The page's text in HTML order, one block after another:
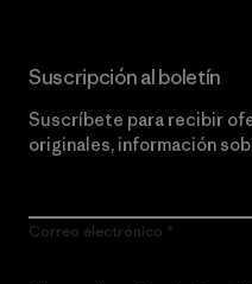
Suscripción al boletín
Suscríbete para recibir
originales, información
Correo electrónico